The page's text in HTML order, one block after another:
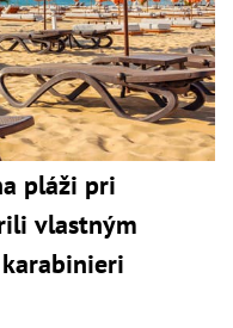
pláži pri
vlastným